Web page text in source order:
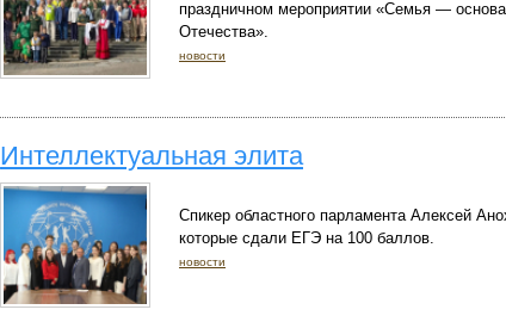
праздничном мероприятии «Семья —
Отечества».
новости
Интеллектуальная элита
Спикер областного парламента Алексей
которые сдали ЕГЭ на 100 баллов.
новости